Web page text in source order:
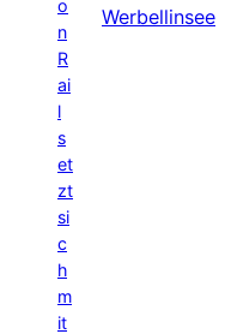
o
n
R
ai
l
s
et
zt
si
c
h
m
it
Werbellinsee